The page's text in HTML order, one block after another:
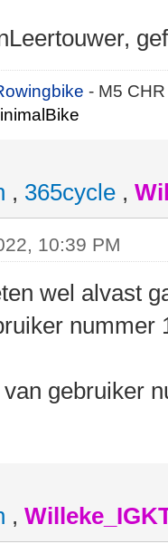
- M5
, 365cycle ,
10:39 PM
wel alvast
nummer
gebruiker
,